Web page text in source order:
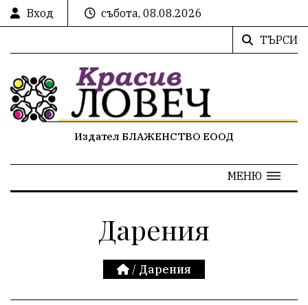
Вход
събота, 08.08.2026
ТЪРСИ
Издател БЛАЖЕНСТВО ЕООД
МЕНЮ
Дарения
/ Дарения